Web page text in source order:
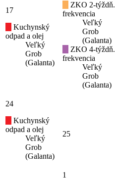
17
Kuchynský
odpad a olej
Veľký
Grob
(Galanta)
ZKO 2-týždň.
frekvencia
Veľký
Grob
(Galanta)
ZKO 4-týždň.
frekvencia
Veľký
Grob
(Galanta)
24
Kuchynský
odpad a olej
Veľký
Grob
(Galanta)
25
1